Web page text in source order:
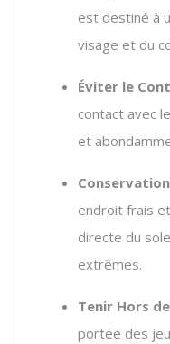
est destiné à
visage et du
Éviter le
contact avec
et
endroit frais
directe du
extrêmes.
Tenir Hors
portée des